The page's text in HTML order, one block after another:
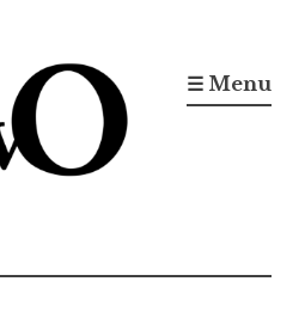
☰ Menu